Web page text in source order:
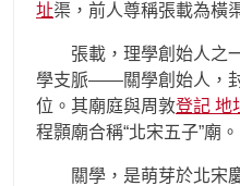
址渠，前人尊稱張載為橫
張載，理學創始人之一
學支脈——關學創始人，
位。其廟庭與周敦登記 地
程顥廟合稱“北宋五子”廟。
關學，是萌芽於北宋慶